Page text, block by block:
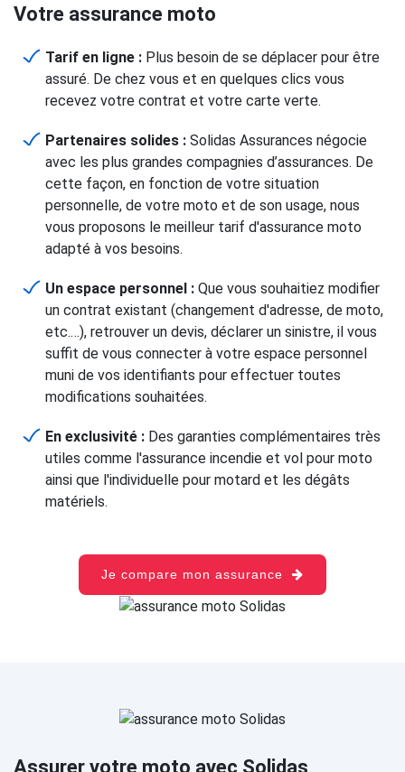
Votre assurance moto
Tarif en ligne : Plus besoin de se déplacer pour être
assuré. De chez vous et en quelques clics vous
recevez votre contrat et votre carte verte.
Partenaires solides : Solidas Assurances négocie
avec les plus grandes compagnies d’assurances. De
cette façon, en fonction de votre situation
personnelle, de votre moto et de son usage, nous
vous proposons le meilleur tarif d'assurance moto
adapté à vos besoins.
Un espace personnel : Que vous souhaitiez modifier
un contrat existant (changement d'adresse, de moto,
etc.…), retrouver un devis, déclarer un sinistre, il vous
suffit de vous connecter à votre espace personnel
muni de vos identifiants pour effectuer toutes
modifications souhaitées.
En exclusivité : Des garanties complémentaires très
utiles comme l'assurance incendie et vol pour moto
ainsi que l'individuelle pour motard et les dégâts
matériels.
Je compare mon assurance
Assurer votre moto avec Solidas